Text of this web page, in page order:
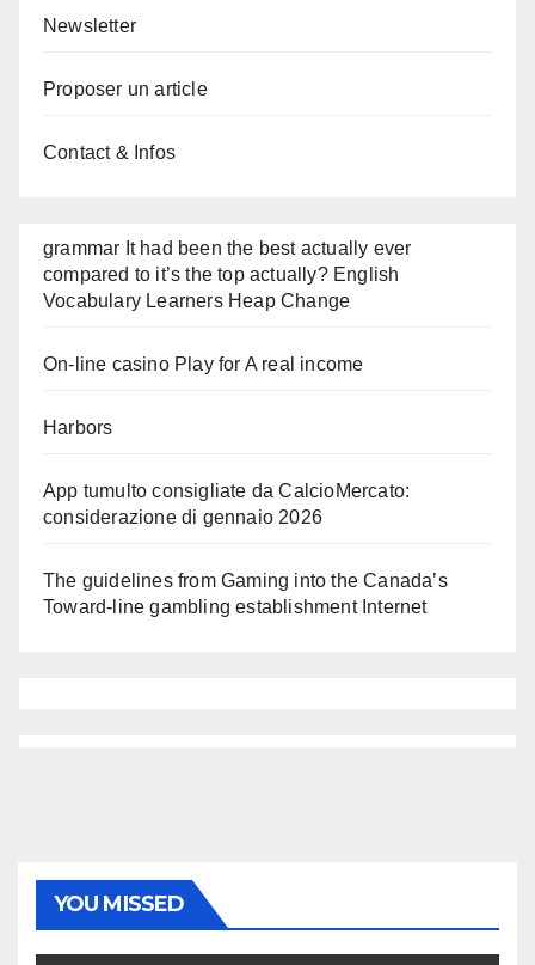
Newsletter
Proposer un article
Contact & Infos
grammar It had been the best actually ever
compared to it’s the top actually? English
Vocabulary Learners Heap Change
On-line casino Play for A real income
Harbors
App tumulto consigliate da CalcioMercato:
considerazione di gennaio 2026
The guidelines from Gaming into the Canada’s
Toward-line gambling establishment Internet
YOU MISSED